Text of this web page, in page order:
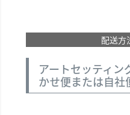
配送方
アートセッティン
かせ便または自社